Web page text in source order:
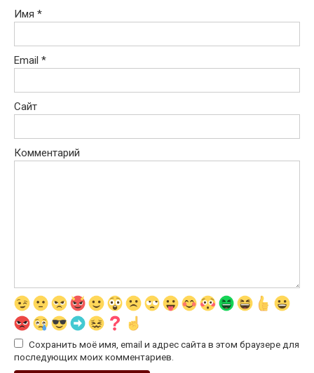
Имя *
Email *
Сайт
Комментарий
Сохранить моё имя, email и адрес сайта в этом браузере для
последующих моих комментариев.